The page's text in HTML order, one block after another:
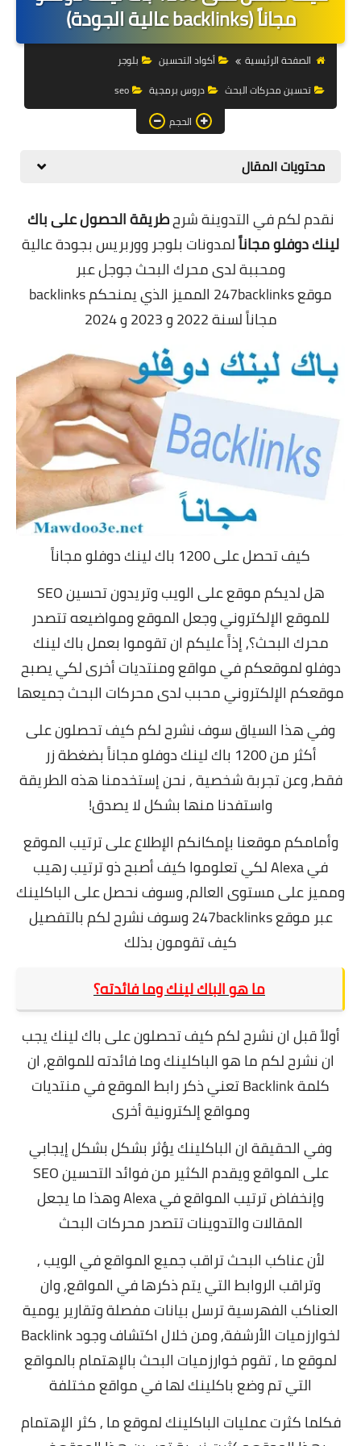
التجارة الالكترونية
التسويق
وظائف
المواقع
زيادة متابعين
العملات المشفرة
مجاناً (backlinks عالية الجودة)
الصفحة الرئيسية أكواد التحسين
بلوجر
تحسين محركات البحث
دروس برمجية
seo
الحجم
محتويات المقال
نقدم لكم في التدوينة شرحطريقة الحصول على باك
لينك دوفلو مجاناًلمدونات بلوجر ووربريس بجودة عالية
ومحببة لدى محرك البحث جوجل عبر
موقع 247backlinks المميز الذي يمنحكم backlinks
مجاناً لسنة 2022 و 2023 و 2024
كيف تحصل على 1200 باك لينك دوفلو مجاناً
هل لديكم موقع على الويب وتريدون تحسين SEO
للموقع الإلكتروني وجعل الموقع ومواضيعه تتصدر
محرك البحث؟,إذاً عليكم ان تقوموا بعمل باك لينك
دوفلو لموقعكم في مواقع ومنتديات أخرى لكي يصبح
موقعكم الإلكتروني محبب لدى محركات البحث جميعها
وفي هذا السياق سوف نشرح لكم كيف تحصلون على
أكثر من 1200 باك لينك دوفلو مجاناً بضغطة زر
فقط,وعن تجربة شخصية , نحن إستخدمنا هذه الطريقة
واستفدنا منها بشكل لا يصدق!
وأمامكم موقعنا بإمكانكم الإطلاع على ترتيب الموقع
في Alexa لكي تعلوموا كيف أصبح ذو ترتيب رهيب
ومميز على مستوى العالم,وسوف نحصل على الباكلينك
عبر موقع 247backlinks وسوف نشرح لكم بالتفصيل
كيف تقومون بذلك
ما هو الباك لينك وما فائدته؟
أولاً قبل ان نشرح لكم كيف تحصلون على باك لينك يجب
ان نشرح لكم ما هو الباكلينك وما فائدته للمواقع,ان
كلمة Backlink تعني ذكر رابط الموقع في منتديات
ومواقع إلكترونية أخرى
وفي الحقيقة ان الباكلينك يؤثر بشكل بشكل إيجابي
على المواقع ويقدم الكثير من فوائد التحسين SEO
وإنخفاض ترتيب المواقع في Alexa وهذا ما يجعل
المقالات والتدوينات تتصدر محركات البحث
لأن عناكب البحث تراقب جميع المواقع في الويب ,
وتراقب الروابط التي يتم ذكرها في المواقع,وان
العناكب الفهرسية ترسل بيانات مفصلة وتقارير يومية
لخوارزميات الأرشفة,
ومن خلال اكتشاف وجود Backlink
لموقع ما , تقوم خوارزميات البحث بالإهتمام بالمواقع
التي تم وضع باكلينك لها في مواقع مختلفة
فكلما كثرت عمليات الباكلينك لموقع ما , كثر الإهتمام